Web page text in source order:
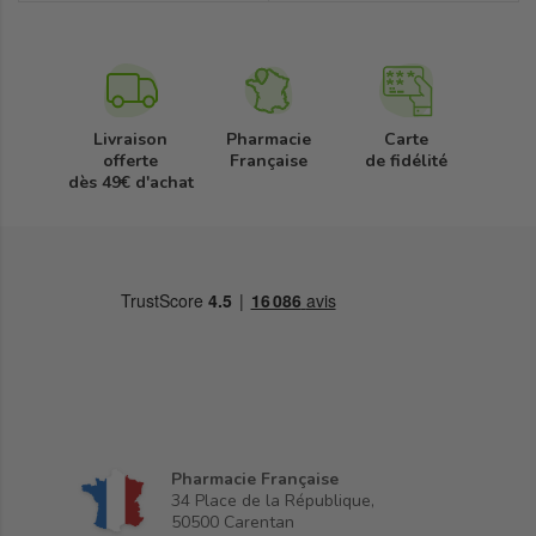
Livraison
offerte
dès 49€ d'achat
Pharmacie
Française
Carte
de fidélité
Pharmacie Française
34 Place de la République,
50500 Carentan